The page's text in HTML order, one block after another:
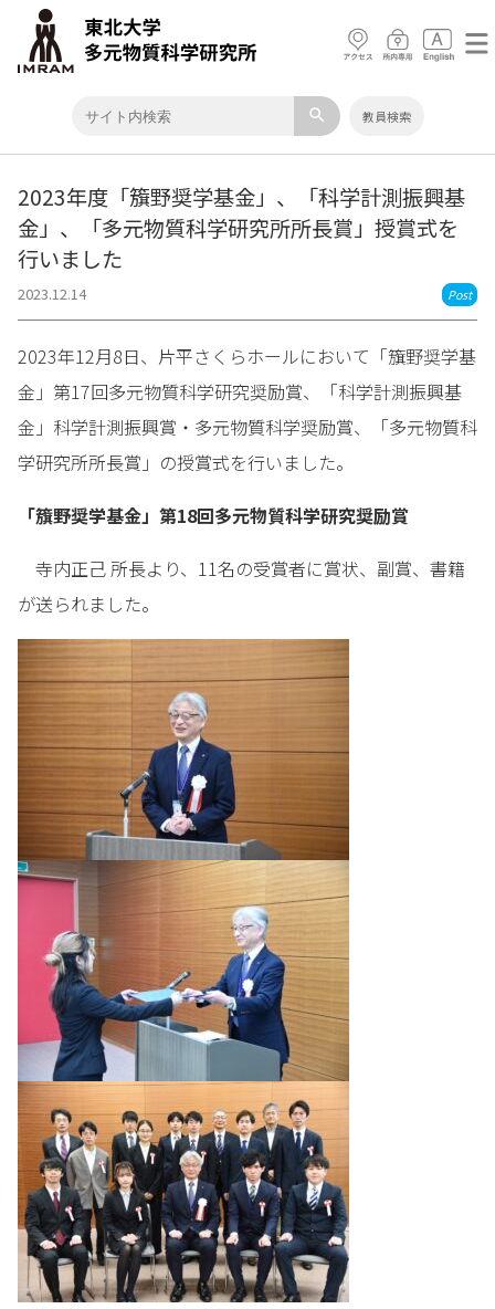
search 教員検索
2023年度「籏野奨学基金」、「科学計測振興基
金」、「多元物質科学研究所所長賞」授賞式を
行いました
2023.12.14 Post
2023年12月8日、片平さくらホールにおいて「籏野奨学基
金」第17回多元物質科学研究奨励賞、「科学計測振興基
金」科学計測振興賞・多元物質科学奨励賞、「多元物質科
学研究所所長賞」の授賞式を行いました。
「籏野奨学基金」第18回多元物質科学研究奨励賞
寺内正己 所長より、11名の受賞者に賞状、副賞、書籍
が送られました。